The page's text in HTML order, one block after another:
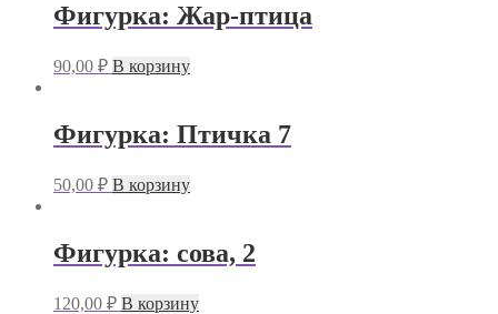
Фигурка: Жар-птица
90,00 ₽ В корзину
Фигурка: Птичка 7
50,00 ₽ В корзину
Фигурка: сова, 2
120,00 ₽ В корзину